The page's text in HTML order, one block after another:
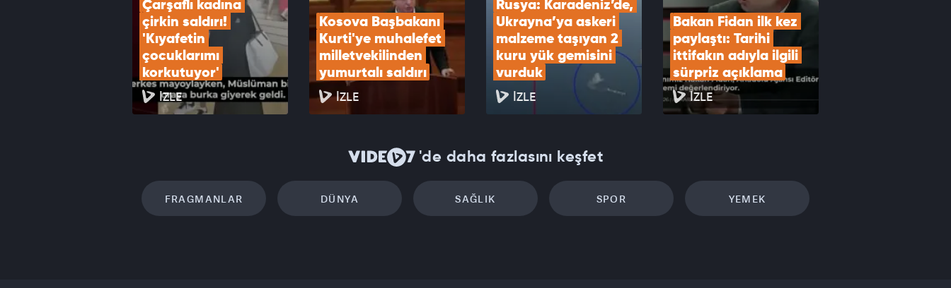
Çarşaflı kadına
çirkin saldırı!
'Kıyafetin
çocuklarımı
korkutuyor'
İZLE
Kosova Başbakanı
Kurti'ye muhalefet
milletvekilinden
yumurtalı saldırı
İZLE
Rusya: Karadeniz’de,
Ukrayna’ya askeri
malzeme taşıyan 2
kuru yük gemisini
vurduk
İZLE
Bakan Fidan ilk kez
paylaştı: Tarihi
ittifakın adıyla ilgili
sürpriz açıklama
İZLE
'de daha fazlasını keşfet
FRAGMANLAR DÜNYA SAĞLIK SPOR YEMEK